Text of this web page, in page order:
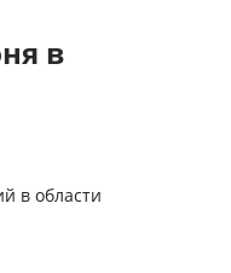
в
в области